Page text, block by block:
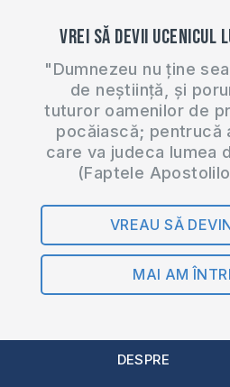
Vrei să devii ucenicul
"Dumnezeu nu ține
de neștiință, și
tuturor oamenilor de
pocăiască; pentrucă
care va judeca lumea
(Faptele
VREAU SĂ
MAI AM
DESPRE